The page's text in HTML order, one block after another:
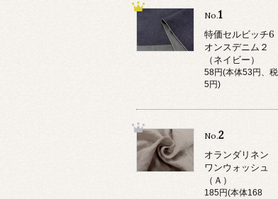
No.1
特価セルビッチ6
オンスデニム２
（ネイビー）
58円(本体53円、税
5円)
No.2
オランダリネン
ワンウォッシュ
（Ａ）
185円(本体168